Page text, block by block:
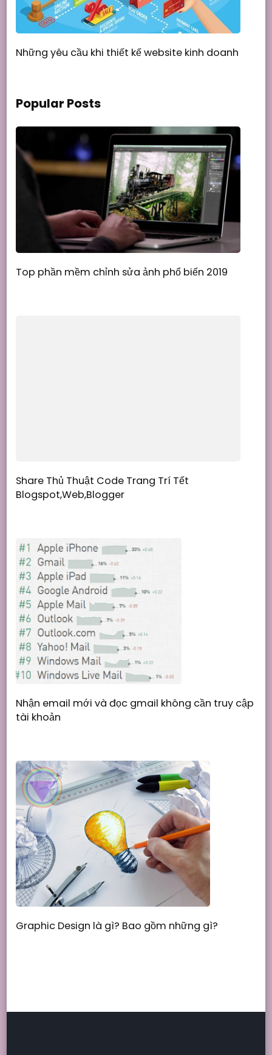
Những yêu cầu khi thiết kế website kinh doanh
Popular Posts
Top phần mềm chỉnh sửa ảnh phổ biến 2019
Share Thủ Thuật Code Trang Trí Tết
Blogspot,Web,Blogger
Nhận email mới và đọc gmail không cần truy cập
tài khoản
Graphic Design là gì? Bao gồm những gì?